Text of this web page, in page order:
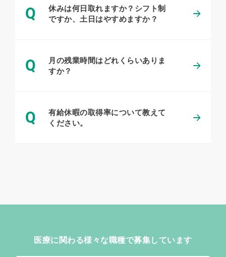
Q
休みは何日取れますか？シフト制
ですか、土日はやすめますか？
Q
月の残業時間はどれくらいありま
すか？
Q
有給休暇の取得率について教えて
ください。
医療に関わる様々な職種で募集しています